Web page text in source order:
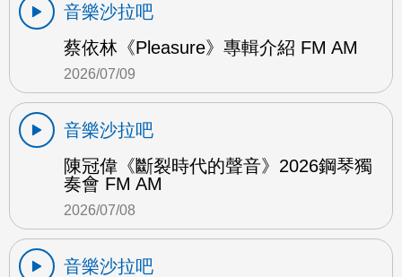
音樂沙拉吧
蔡依林《Pleasure》專輯介紹 FM AM
2026/07/09
音樂沙拉吧
陳冠偉《斷裂時代的聲音》2026鋼琴獨
奏會 FM AM
2026/07/08
音樂沙拉吧